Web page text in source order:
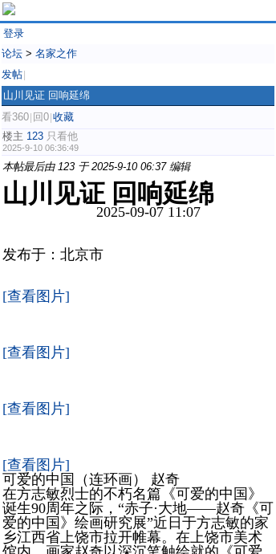
登录
论坛 > 名家之作
发帖
山川见证 回响延绵
看360 回0 收藏
楼主 123 只看他
2025-9-10 06:36:49
本帖最后由 123 于 2025-9-10 06:37 编辑
山川见证 回响延绵
2025-09-07 11:07
发布于：北京市
[查看图片]
[查看图片]
[查看图片]
[查看图片]
可爱的中国（连环画） 赵奇
在方志敏烈士的不朽名篇《可爱的中国》
诞生90周年之际，“赤子·大地——赵奇《可
爱的中国》绘画研究展”近日于方志敏的家
乡江西省上饶市拉开帷幕。在上饶市美术